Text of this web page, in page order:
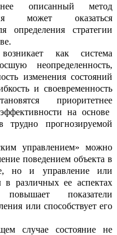
описанный метод
может оказаться
определения стратегии
возникает как система
неопределенность,
изменения состояний
и своевременность
ятся приоритетнее
вности на основе
трудно прогнозируемой
управлением» можно
поведением объекта в
но и управление или
различных ее аспектах
показатели
или способствует его
случае состояние не